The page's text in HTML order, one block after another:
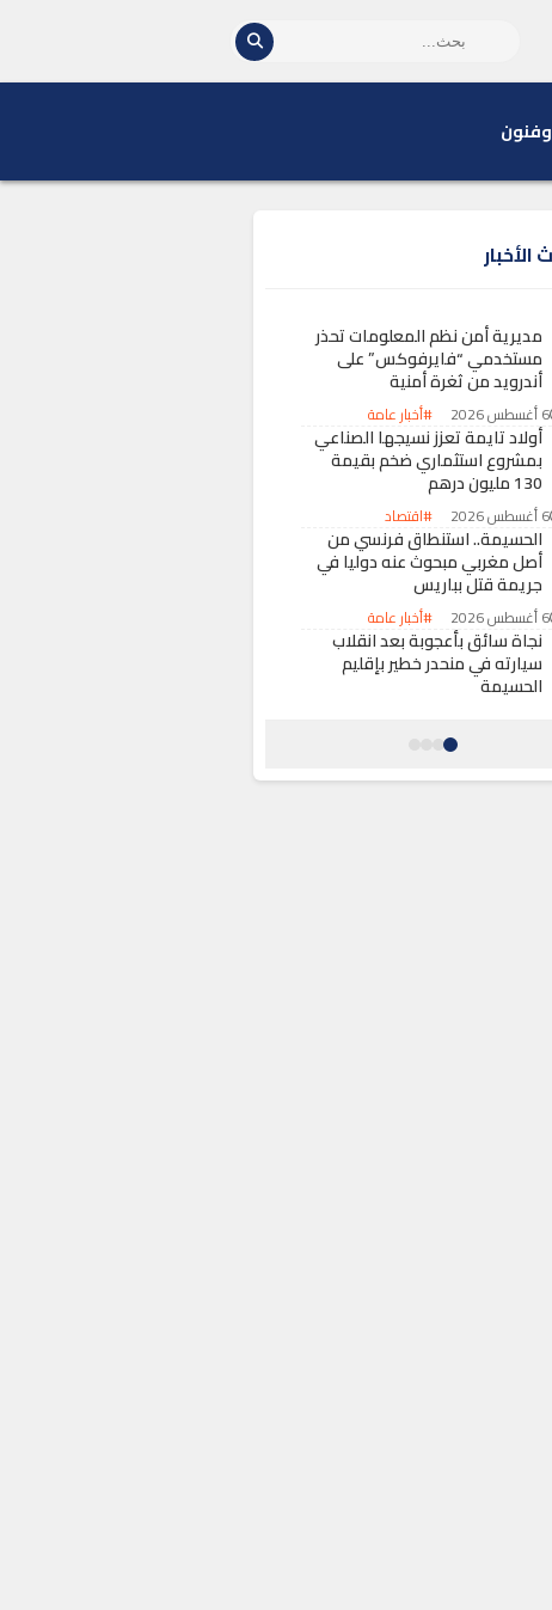
الأخبار
مديرية أمن نظم المعلومات تحذر
مستخدمي “فايرفوكس” على
أندرويد من ثغرة أمنية
6 أغسطس 2026 #أخبار عامة
أولاد تايمة تعزز نسيجها الصناعي
بمشروع استثماري ضخم بقيمة
130 مليون درهم
6 أغسطس 2026 #اقتصاد
الحسيمة.. استنطاق فرنسي من
أصل مغربي مبحوث عنه دوليا في
جريمة قتل بباريس
6 أغسطس 2026 #أخبار عامة
نجاة سائق بأعجوبة بعد انقلاب
سيارته في منحدر خطير بإقليم
الحسيمة
بضواحي دمشق